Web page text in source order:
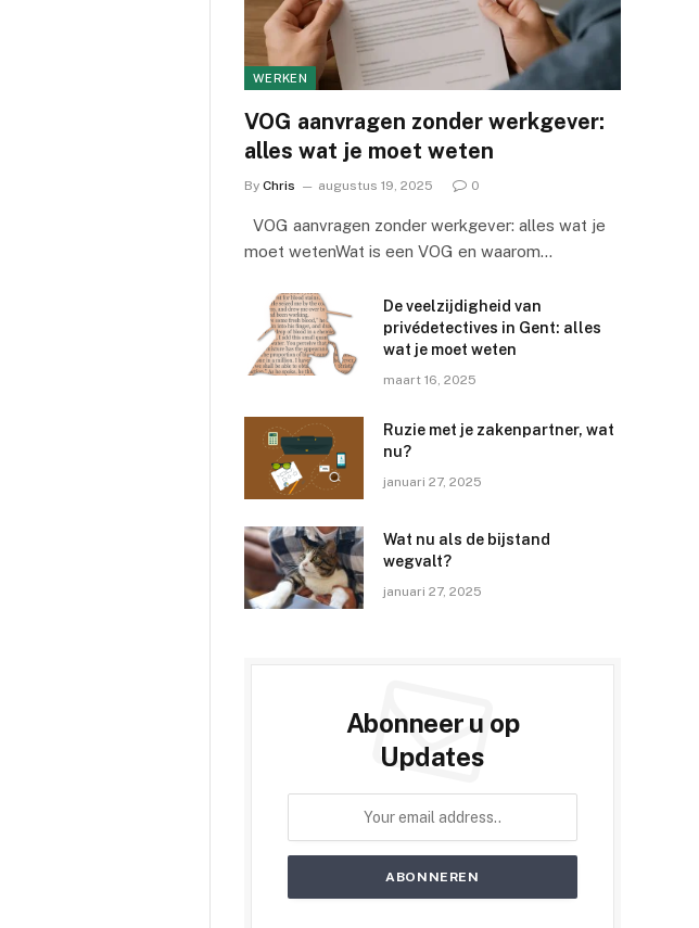
WERKEN
VOG aanvragen zonder werkgever:
alles wat je moet weten
By Chris augustus 19, 2025 0
VOG aanvragen zonder werkgever: alles wat je
moet wetenWat is een VOG en waarom…
De veelzijdigheid van
privédetectives in Gent: alles
wat je moet weten
maart 16, 2025
Ruzie met je zakenpartner, wat
nu?
januari 27, 2025
Wat nu als de bijstand
wegvalt?
januari 27, 2025
Abonneer u op
Updates